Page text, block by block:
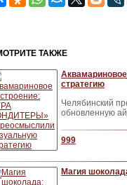
ТАКЖЕ
стратегию
Челябинский
обновленную
999
Магия